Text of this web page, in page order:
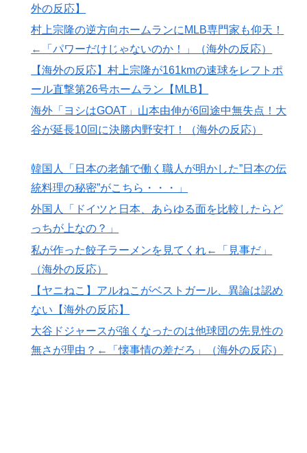
びっくり仰天
▶ スポーツ選手の最新CMギャラランキングがこちら
▶ 外国人「初めてトラウマになった日本のアニメといえば
何？」
▶ 外国人「ドイツと日本、あらゆる面を比較したらどっち
が上なの？」
▶ 外国人「初めてトラウマになった日本のアニメといえば
▶ 海外「日本の人は、アメリカの揚げ寿司についてどう思
ってるの？」（海外の反応）
▶ 【海外の反応】村上宗隆が100マイル粉砕の26号弾で逆
転の口火に「三振率＆四球率が高い奇妙な二面性」
▶ 韓国人「東南アジア各国が韓国サッカー協会による日本
人や外国人審判接待を報道！」→「信頼を揺るがす深刻
なスキャンダル‥」
▶ 韓国人「日本の老舗で働く職人が明かした”日本の伝統
料理の秘密”がこちら・・・」
▶ 【海外の反応】8月9日は長崎に原爆が投下された日だな
外の反応】
村上宗隆の逆方向ホームランにMLB専門家も仰天！
←「パワーだけじゃないのか！」（海外の反応）
【海外の反応】村上宗隆が161kmの速球をレフトポ
ール直撃第26号ホームラン【MLB】
海外「ヨシはGOAT」山本由伸が6回途中無失点！大
谷が延長10回に決勝内野安打！（海外の反応）
韓国人「日本の老舗で働く職人が明かした”日本の伝
統料理の秘密”がこちら・・・」
外国人「ドイツと日本、あらゆる面を比較したらど
っちが上なの？」
私が作った餃子ラーメンを見てくれ←「見事だ」
（海外の反応）
【ヤニねこ】アルねこがベストガール、異論は認め
ない【海外の反応】
大谷ドジャースが強くなったのは他球団の先見性の
無さが理由？←「懐事情の差だろ」（海外の反応）